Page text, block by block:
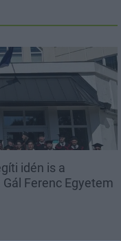
idén is a
Ferenc Egyetem